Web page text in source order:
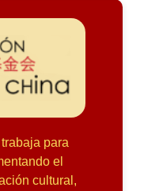
trabaja para
el
cultural,